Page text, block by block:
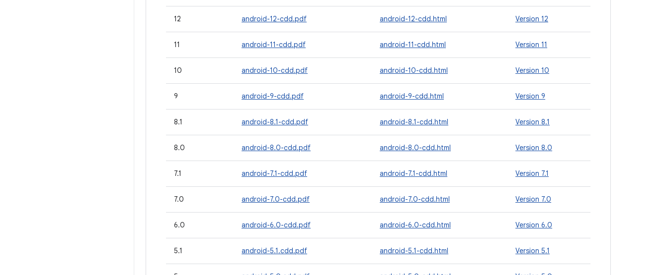
12 android-12-cdd.pdf android-12-cdd.html Version 12
11 android-11-cdd.pdf android-11-cdd.html Version 11
10 android-10-cdd.pdf android-10-cdd.html Version 10
9 android-9-cdd.pdf android-9-cdd.html Version 9
8.1 android-8.1-cdd.pdf android-8.1-cdd.html Version 8.1
8.0 android-8.0-cdd.pdf android-8.0-cdd.html Version 8.0
7.1 android-7.1-cdd.pdf android-7.1-cdd.html Version 7.1
7.0 android-7.0-cdd.pdf android-7.0-cdd.html Version 7.0
6.0 android-6.0-cdd.pdf android-6.0-cdd.html Version 6.0
5.1 android-5.1.cdd.pdf android-5.1-cdd.html Version 5.1